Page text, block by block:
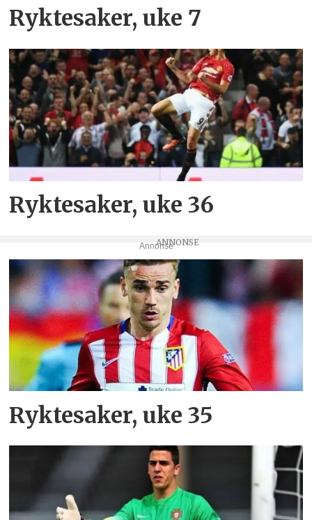
Ryktesaker, uke 7
Ryktesaker, uke 36
Annonse
Ryktesaker, uke 35